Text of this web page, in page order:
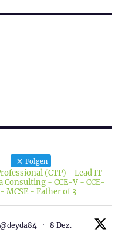
Folgen
(CTP) - Lead IT
Consulting - CCE-V - CCE-
MCSE - Father of 3
@deyda84 · 8 Dez.